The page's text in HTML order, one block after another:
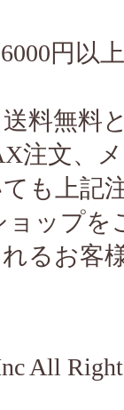
以上の
料無料
注文、
ても上
ップを
るお客
All